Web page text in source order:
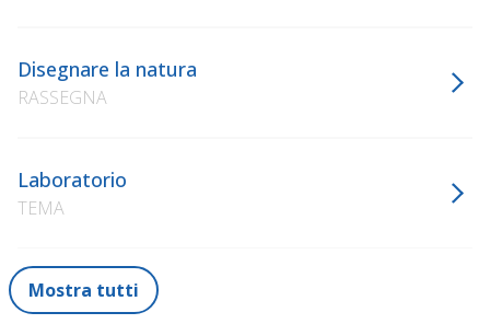
Disegnare la natura
RASSEGNA
Laboratorio
TEMA
Mostra tutti